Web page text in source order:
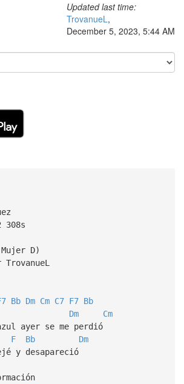
Updated last time:
TrovanueL,
December 5, 2023, 5:44 AM
308s
D)
Bb Dm Cm C7 F7 Bb
Dm
Cm
ayer se me perdió
F
Bb
Dm
y desapareció